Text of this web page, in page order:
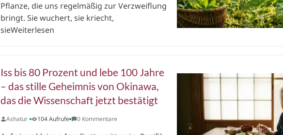
Pflanze, die uns regelmäßig zur Verzweiflung
bringt. Sie wuchert, sie kriecht,
sieWeiterlesen
Iss bis 80 Prozent und lebe 100 Jahre
– das stille Geheimnis von Okinawa,
das die Wissenschaft jetzt bestätigt
Ashatur 104 Aufrufe 0 Kommentare